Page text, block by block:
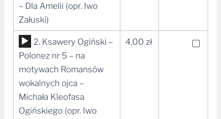
dźwiękowych
– Dla Amelii (opr. Iwo
Załuski)
Odtwarzacz
plików
dźwiękowych
2. Ksawery Ogiński –
Polonez nr 5 – na
motywach Romansów
wokalnych ojca –
Michała Kleofasa
Ogińskiego (opr. Iwo
4,00 zł